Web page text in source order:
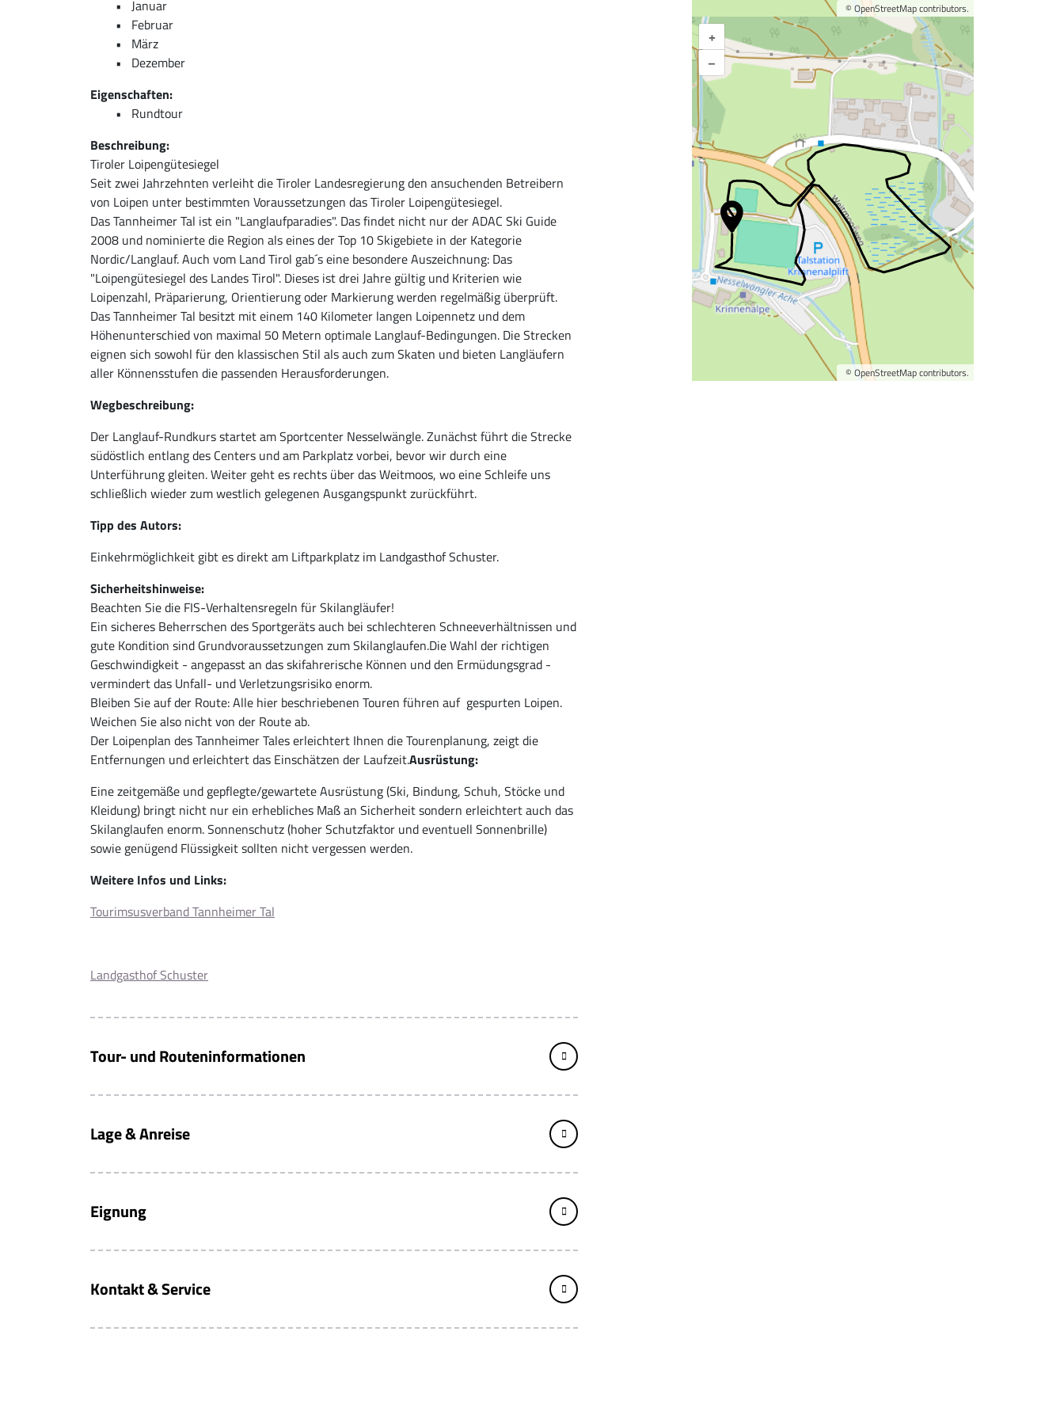
© OpenStreetMapcontributors.
+
–
© OpenStreetMapcontributors.
Karte vergrößern
Januar
Februar
März
Dezember
Eigenschaften:
Rundtour
Beschreibung:
Tiroler Loipengütesiegel
Seit zwei Jahrzehnten verleiht die Tiroler Landesregierung den ansuchenden Betreibern
von Loipen unter bestimmten Voraussetzungen das Tiroler Loipengütesiegel.
Das Tannheimer Tal ist ein "Langlaufparadies". Das findet nicht nur der ADAC Ski Guide
2008 und nominierte die Region als eines der Top 10 Skigebiete in der Kategorie
Nordic/Langlauf. Auch vom Land Tirol gab´s eine besondere Auszeichnung: Das
"Loipengütesiegel des Landes Tirol". Dieses ist drei Jahre gültig und Kriterien wie
Loipenzahl, Präparierung, Orientierung oder Markierung werden regelmäßig überprüft.
Das Tannheimer Tal besitzt mit einem 140 Kilometer langen Loipennetz und dem
Höhenunterschied von maximal 50 Metern optimale Langlauf-Bedingungen. Die Strecken
eignen sich sowohl für den klassischen Stil als auch zum Skaten und bieten Langläufern
aller Könnensstufen die passenden Herausforderungen.
Wegbeschreibung:
Der Langlauf-Rundkurs startet am Sportcenter Nesselwängle. Zunächst führt die Strecke
südöstlich entlang des Centers und am Parkplatz vorbei, bevor wir durch eine
Unterführung gleiten. Weiter geht es rechts über das Weitmoos, wo eine Schleife uns
schließlich wieder zum westlich gelegenen Ausgangspunkt zurückführt.
Tipp des Autors:
Einkehrmöglichkeit gibt es direkt am Liftparkplatz im Landgasthof Schuster.
Sicherheitshinweise:
Beachten Sie die FIS-Verhaltensregeln für Skilangläufer!
Ein sicheres Beherrschen des Sportgeräts auch bei schlechteren Schneeverhältnissen und
gute Kondition sind Grundvoraussetzungen zum Skilanglaufen.Die Wahl der richtigen
Geschwindigkeit - angepasst an das skifahrerische Können und den Ermüdungsgrad -
vermindert das Unfall- und Verletzungsrisiko enorm.
Bleiben Sie auf der Route: Alle hier beschriebenen Touren führen auf gespurten Loipen.
Weichen Sie also nicht von der Route ab.
Der Loipenplan des Tannheimer Tales erleichtert Ihnen die Tourenplanung, zeigt die
Entfernungen und erleichtert das Einschätzen der Laufzeit.Ausrüstung:
Eine zeitgemäße und gepflegte/gewartete Ausrüstung (Ski, Bindung, Schuh, Stöcke und
Kleidung) bringt nicht nur ein erhebliches Maß an Sicherheit sondern erleichtert auch das
Skilanglaufen enorm. Sonnenschutz (hoher Schutzfaktor und eventuell Sonnenbrille)
sowie genügend Flüssigkeit sollten nicht vergessen werden.
Weitere Infos und Links:
Tourimsusverband Tannheimer Tal
Landgasthof Schuster
Tour- und Routeninformationen
Lage & Anreise
Eignung
Kontakt & Service